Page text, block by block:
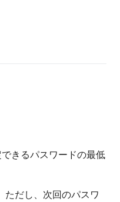
きるパスワードの最低
ただし、次回のパスワ